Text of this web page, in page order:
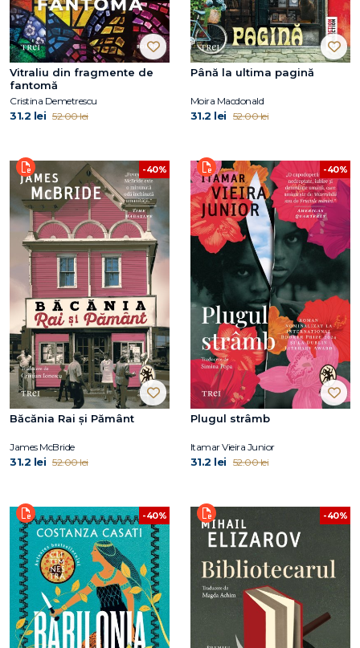
Vitraliu din fragmente de
fantomă
Cristina Demetrescu
31.2 lei 52.00 lei
Până la ultima pagină
Moira Macdonald
31.2 lei 52.00 lei
-40%
Băcănia Rai și Pământ
James McBride
31.2 lei 52.00 lei
-40%
Plugul strâmb
Itamar Vieira Junior
31.2 lei 52.00 lei
-40% -40%